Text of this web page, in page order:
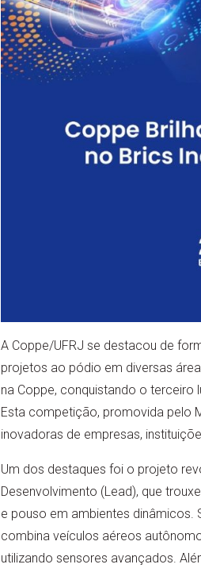
A Coppe/UFRJ se destacou de
projetos ao pódio em diversas
na Coppe, conquistando o terceiro
Esta competição, promovida pelo
inovadoras de empresas,
Um dos destaques foi o projeto
Desenvolvimento (Lead), que
e pouso em ambientes
combina veículos aéreos
utilizando sensores avançados.